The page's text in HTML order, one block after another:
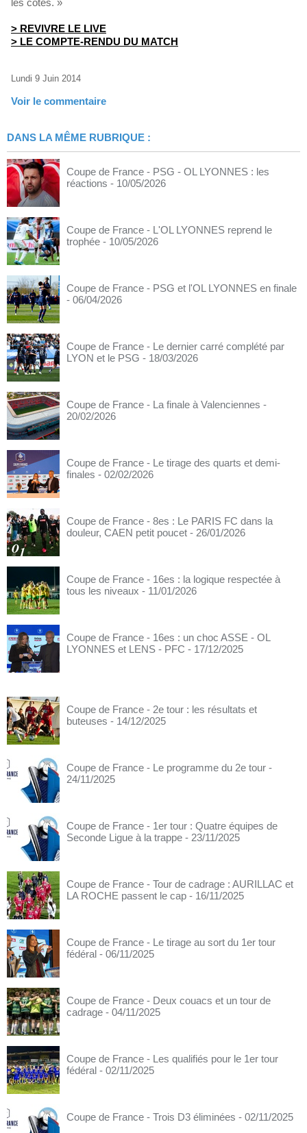
les côtés. »
> REVIVRE LE LIVE
> LE COMPTE-RENDU DU MATCH
Lundi 9 Juin 2014
Voir le commentaire
DANS LA MÊME RUBRIQUE :
Coupe de France - PSG - OL LYONNES : les
réactions - 10/05/2026
Coupe de France - L'OL LYONNES reprend le
trophée - 10/05/2026
Coupe de France - PSG et l'OL LYONNES en finale
- 06/04/2026
Coupe de France - Le dernier carré complété par
LYON et le PSG - 18/03/2026
Coupe de France - La finale à Valenciennes -
20/02/2026
Coupe de France - Le tirage des quarts et demi-
finales - 02/02/2026
Coupe de France - 8es : Le PARIS FC dans la
douleur, CAEN petit poucet - 26/01/2026
Coupe de France - 16es : la logique respectée à
tous les niveaux - 11/01/2026
Coupe de France - 16es : un choc ASSE - OL
LYONNES et LENS - PFC - 17/12/2025
Coupe de France - 2e tour : les résultats et
buteuses - 14/12/2025
Coupe de France - Le programme du 2e tour -
24/11/2025
Coupe de France - 1er tour : Quatre équipes de
Seconde Ligue à la trappe - 23/11/2025
Coupe de France - Tour de cadrage : AURILLAC et
LA ROCHE passent le cap - 16/11/2025
Coupe de France - Le tirage au sort du 1er tour
fédéral - 06/11/2025
Coupe de France - Deux couacs et un tour de
cadrage - 04/11/2025
Coupe de France - Les qualifiés pour le 1er tour
fédéral - 02/11/2025
Coupe de France - Trois D3 éliminées - 02/11/2025